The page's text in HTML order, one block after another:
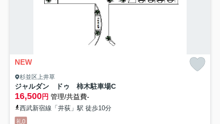
NEW
杉並区上井草
ジャルダン ドゥ 柿木駐車場C
16,500円 管理/共益費-
西武新宿線「井荻」駅 徒歩10分
礼0